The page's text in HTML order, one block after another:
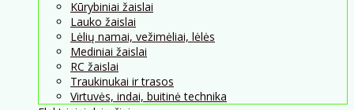
Kūrybiniai žaislai
Lauko žaislai
Lėlių namai, vežimėliai, lėlės
Mediniai žaislai
RC žaislai
Traukinukai ir trasos
Virtuvės, indai, buitinė technika